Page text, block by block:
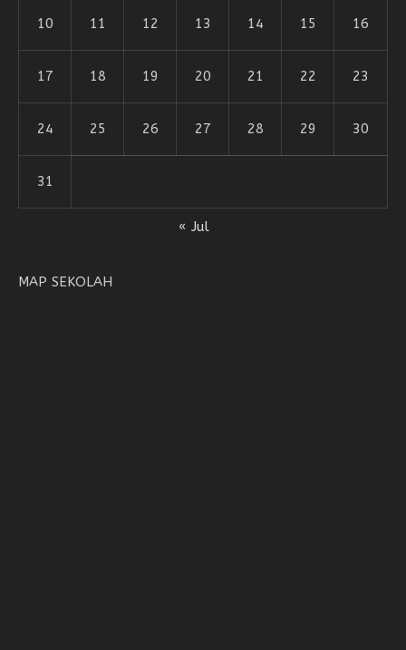
10 11 12 13 14 15 16
17 18 19 20 21 22 23
24 25 26 27 28 29 30
31
« Jul
MAP SEKOLAH